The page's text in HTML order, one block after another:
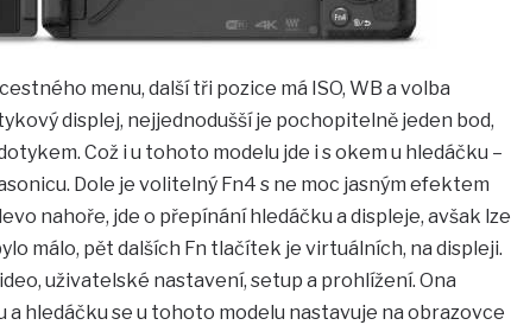
menu, další tři pozice má ISO, WB a volba
displej, nejjednodušší je pochopitelně jeden bod,
Což i u tohoto modelu jde i s okem u hledáčku –
Dole je volitelný Fn4 s ne moc jasným efektem
nahoře, jde o přepínání hledáčku a displeje, avšak lze
málo, pět dalších Fn tlačítek je virtuálních, na displeji.
uživatelské nastavení, setup a prohlížení. Ona
hledáčku se u tohoto modelu nastavuje na obrazovce